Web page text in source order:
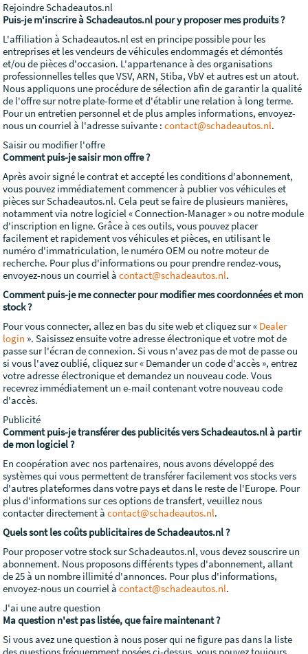
Rejoindre Schadeautos.nl
Puis-je m'inscrire à Schadeautos.nl pour y proposer mes produits ?
L'affiliation à Schadeautos.nl est en principe possible pour les
entreprises et les vendeurs de véhicules endommagés et démontés
et/ou de pièces d'occasion. L'appartenance à des organisations
professionnelles telles que VSV, ARN, Stiba, VbV et autres est un atout.
Nous appliquons une procédure de sélection afin de garantir la qualité
de l'offre sur notre plate-forme et d'établir une relation à long terme.
Pour un entretien personnel et de plus amples informations, envoyez-
nous un courriel à l'adresse suivante :contact@schadeautos.nl.
Saisir ou modifier l'offre
Comment puis-je saisir mon offre ?
Après avoir signé le contrat et accepté les conditions d'abonnement,
vous pouvez immédiatement commencer à publier vos véhicules et
pièces sur Schadeautos.nl. Cela peut se faire de plusieurs manières,
notamment via notre logiciel « Connection-Manager » ou notre module
d'inscription en ligne. Grâce à ces outils, vous pouvez placer
facilement et rapidement vos véhicules et pièces, en utilisant le
numéro d'immatriculation, le numéro OEM ou notre moteur de
recherche. Pour plus d'informations ou pour prendre rendez-vous,
envoyez-nous un courriel àcontact@schadeautos.nl.
Comment puis-je me connecter pour modifier mes coordonnées et mon
stock ?
Pour vous connecter, allez en bas du site web et cliquez sur « Dealer
login ». Saisissez ensuite votre adresse électronique et votre mot de
passe sur l'écran de connexion. Si vous n'avez pas de mot de passe ou
si vous l'avez oublié, cliquez sur « Demander un code d'accès », entrez
votre adresse électronique et demandez un nouveau code. Vous
recevrez immédiatement un e-mail contenant votre nouveau code
d'accès.
Publicité
Comment puis-je transférer des publicités vers Schadeautos.nl à partir
de mon logiciel ?
En coopération avec nos partenaires, nous avons développé des
systèmes qui vous permettent de transférer facilement vos stocks vers
d'autres plateformes dans votre pays et dans le reste de l'Europe. Pour
plus d'informations sur ces options de transfert, veuillez nous
contacter directement àcontact@schadeautos.nl.
Quels sont les coûts publicitaires de Schadeautos.nl ?
Pour proposer votre stock sur Schadeautos.nl, vous devez souscrire un
abonnement. Nous proposons différents types d'abonnement, allant
de 25 à un nombre illimité d'annonces. Pour plus d'informations,
envoyez-nous un courriel àcontact@schadeautos.nl.
J'ai une autre question
Ma question n'est pas listée, que faire maintenant ?
Si vous avez une question à nous poser qui ne figure pas dans la liste